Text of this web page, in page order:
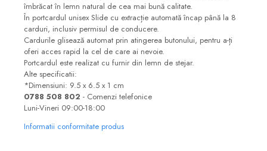
îmbrăcat în lemn natural de cea mai bună calitate.
În portcardul unisex Slide cu extracție automată încap până la 8
carduri, inclusiv permisul de conducere.
Cardurile glisează automat prin atingerea butonului, pentru a-ți
oferi acces rapid la cel de care ai nevoie.
Portcardul este realizat cu furnir din lemn de stejar.
Alte specificatii:
*Dimensiuni: 9.5 x 6.5 x 1 cm
0788 508 802 - Comenzi telefonice
Luni-Vineri 09:00-18:00
Informatii conformitate produs